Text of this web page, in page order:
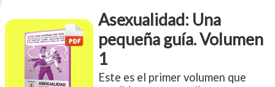
más información.
Asexualidad: Una
pequeña guía. Volumen
1
Este es el primer volumen que